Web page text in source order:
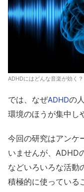
ADHDにはどんな音楽が効く
では、なぜADHDの
環境のほうが集中し
今回の研究はアンケ
いませんが、ADHD
などいろいろな活動
積極的に使っている